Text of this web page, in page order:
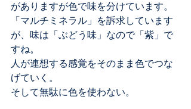
がありますが色で味を分けています。
「マルチミネラル」を訴求しています
が、味は「ぶどう味」なので「紫」で
すね。
人が連想する感覚をそのまま色でつな
げていく。
そして無駄に色を使わない。